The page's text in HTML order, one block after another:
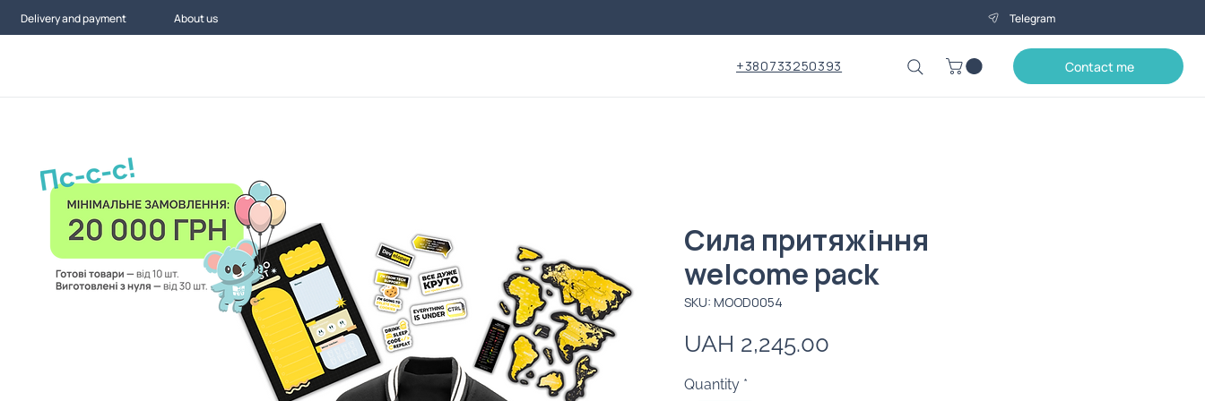
Delivery and payment About us Telegram
+380733250393 Contact me
Сила притяжіння
welcome pack
SKU: MOOD0054
UAH 2,245.00Price
Quantity *